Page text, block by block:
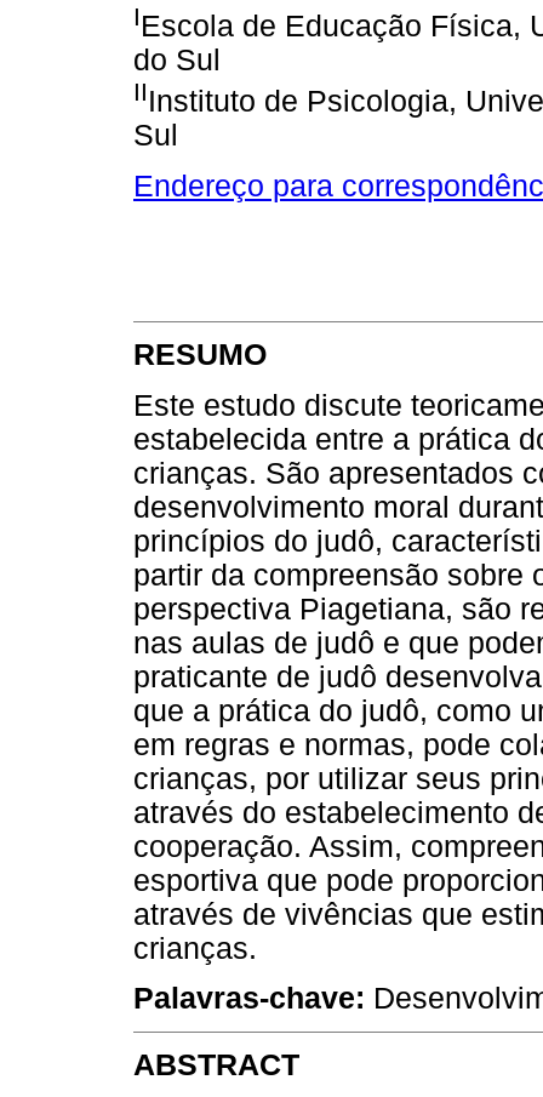
IEscola de Educação Física,
do Sul
IIInstituto de Psicologia,
Sul
Endereço para
RESUMO
Este estudo discute
estabelecida entre a prática
crianças. São apresentados
desenvolvimento moral
princípios do judô,
partir da compreensão sobre
perspectiva Piagetiana, são
nas aulas de judô e que
praticante de judô
que a prática do judô, como
em regras e normas, pode
crianças, por utilizar seus
através do estabelecimento
cooperação. Assim,
esportiva que pode
através de vivências que
crianças.
Palavras-chave:
ABSTRACT